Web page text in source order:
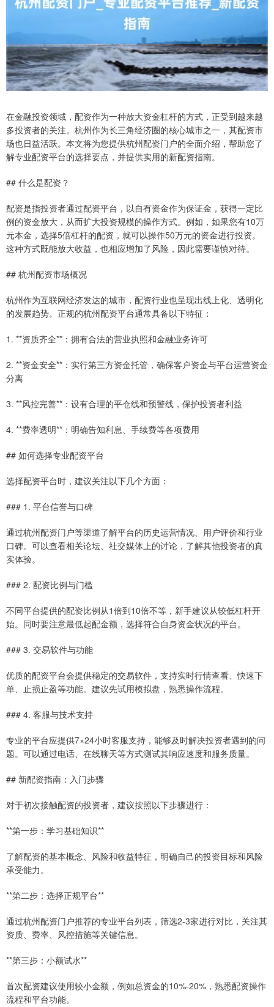
在金融投资领域，配资作为一种放大资金杠杆的方式，正受到越来越
多投资者的关注。杭州作为长三角经济圈的核心城市之一，其配资市
场也日益活跃。本文将为您提供杭州配资门户的全面介绍，帮助您了
解专业配资平台的选择要点，并提供实用的新配资指南。
## 什么是配资？
配资是指投资者通过配资平台，以自有资金作为保证金，获得一定比
例的资金放大，从而扩大投资规模的操作方式。例如，如果您有10万
元本金，选择5倍杠杆的配资，就可以操作50万元的资金进行投资。
这种方式既能放大收益，也相应增加了风险，因此需要谨慎对待。
## 杭州配资市场概况
杭州作为互联网经济发达的城市，配资行业也呈现出线上化、透明化
的发展趋势。正规的杭州配资平台通常具备以下特征：
1. **资质齐全**：拥有合法的营业执照和金融业务许可
2. **资金安全**：实行第三方资金托管，确保客户资金与平台运营资金
分离
3. **风控完善**：设有合理的平仓线和预警线，保护投资者利益
4. **费率透明**：明确告知利息、手续费等各项费用
## 如何选择专业配资平台
选择配资平台时，建议关注以下几个方面：
### 1. 平台信誉与口碑
通过杭州配资门户等渠道了解平台的历史运营情况、用户评价和行业
口碑。可以查看相关论坛、社交媒体上的讨论，了解其他投资者的真
实体验。
### 2. 配资比例与门槛
不同平台提供的配资比例从1倍到10倍不等，新手建议从较低杠杆开
始。同时要注意最低起配金额，选择符合自身资金状况的平台。
### 3. 交易软件与功能
优质的配资平台会提供稳定的交易软件，支持实时行情查看、快速下
单、止损止盈等功能。建议先试用模拟盘，熟悉操作流程。
### 4. 客服与技术支持
专业的平台应提供7×24小时客服支持，能够及时解决投资者遇到的问
题。可以通过电话、在线聊天等方式测试其响应速度和服务质量。
## 新配资指南：入门步骤
对于初次接触配资的投资者，建议按照以下步骤进行：
**第一步：学习基础知识**
了解配资的基本概念、风险和收益特征，明确自己的投资目标和风险
承受能力。
**第二步：选择正规平台**
通过杭州配资门户推荐的专业平台列表，筛选2-3家进行对比，关注其
资质、费率、风控措施等关键信息。
**第三步：小额试水**
首次配资建议使用较小金额，例如总资金的10%-20%，熟悉配资操作
流程和平台功能。